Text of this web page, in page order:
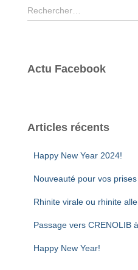
R
e
r
r
Rechercher…
Actu Facebook
Articles récents
Happy New Year 2024!
Nouveauté pour vos
Rhinite virale ou rhinite
Passage vers CRENOLIB
Happy New Year!